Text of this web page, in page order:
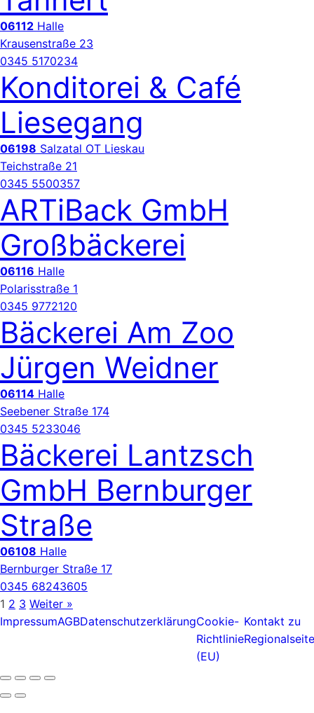
06112 Halle
Krausenstraße 23
0345 5170234
Konditorei & Café
Liesegang
06198 Salzatal OT Lieskau
Teichstraße 21
0345 5500357
ARTiBack GmbH
Großbäckerei
06116 Halle
Polarisstraße 1
0345 9772120
Bäckerei Am Zoo
Jürgen Weidner
06114 Halle
Seebener Straße 174
0345 5233046
Bäckerei Lantzsch
GmbH Bernburger
Straße
06108 Halle
Bernburger Straße 17
0345 68243605
1 2 3 Weiter »
ImpressumAGBDatenschutzerklärungCookie-
Richtlinie
(EU)
Kontakt zu